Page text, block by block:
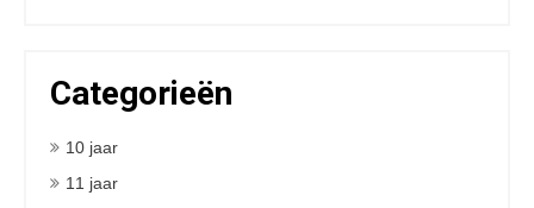
Categorieën
10 jaar
11 jaar